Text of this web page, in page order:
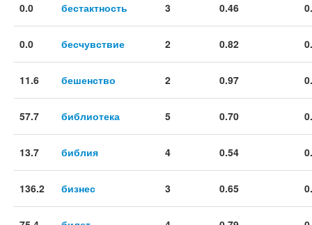
0.0 бестактность 3 0.46
0.0 бесчувствие 2 0.82
11.6 бешенство 2 0.97
57.7 библиотека 5 0.70
13.7 библия 4 0.54
136.2 бизнес 3 0.65